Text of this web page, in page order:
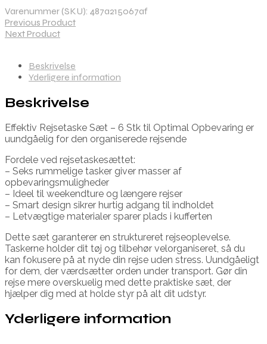
Varenummer (SKU): 487a215067af
Previous Product
Next Product
Beskrivelse
Yderligere information
Beskrivelse
Effektiv Rejsetaske Sæt – 6 Stk til Optimal Opbevaring er
uundgåelig for den organiserede rejsende
Fordele ved rejsetaskesættet:
– Seks rummelige tasker giver masser af
opbevaringsmuligheder
– Ideel til weekendture og længere rejser
– Smart design sikrer hurtig adgang til indholdet
– Letvægtige materialer sparer plads i kufferten
Dette sæt garanterer en struktureret rejseoplevelse.
Taskerne holder dit tøj og tilbehør velorganiseret, så du
kan fokusere på at nyde din rejse uden stress. Uundgåeligt
for dem, der værdsætter orden under transport. Gør din
rejse mere overskuelig med dette praktiske sæt, der
hjælper dig med at holde styr på alt dit udstyr.
Yderligere information